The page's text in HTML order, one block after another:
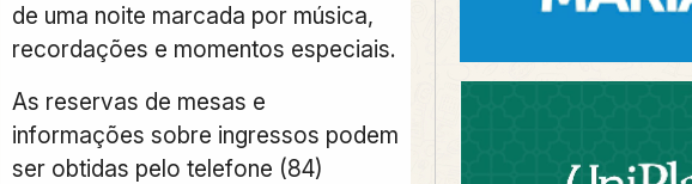
de uma noite marcada por música,
recordações e momentos especiais.
As reservas de mesas e
informações sobre ingressos podem
ser obtidas pelo telefone (84)